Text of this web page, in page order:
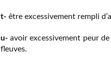
t- être excessivement rempli
u- avoir excessivement peur
fleuves.